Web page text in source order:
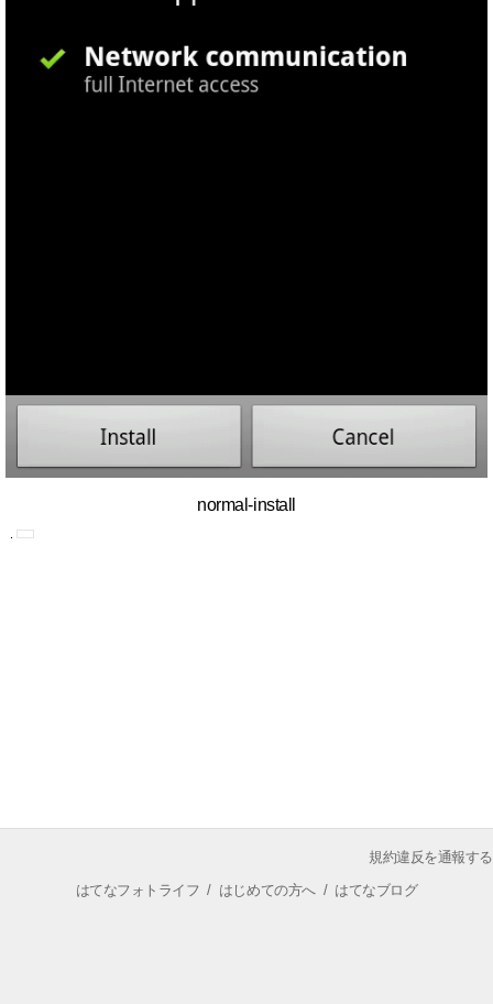
normal-install
規約違反を通報する
はてなフォトライフ / はじめての方へ/ はてなブログ